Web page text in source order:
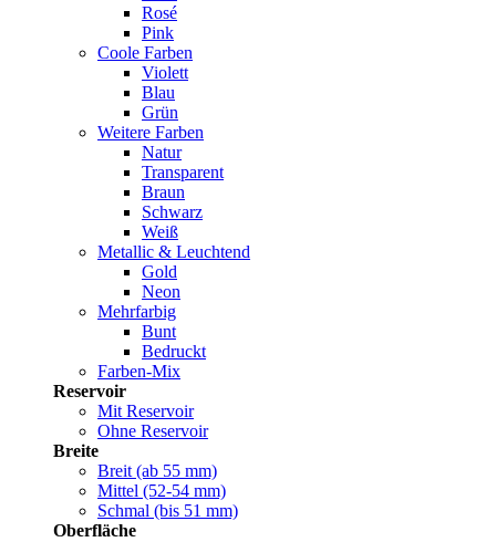
Rosé
Pink
Coole Farben
Violett
Blau
Grün
Weitere Farben
Natur
Transparent
Braun
Schwarz
Weiß
Metallic & Leuchtend
Gold
Neon
Mehrfarbig
Bunt
Bedruckt
Farben-Mix
Reservoir
Mit Reservoir
Ohne Reservoir
Breite
Breit (ab 55 mm)
Mittel (52-54 mm)
Schmal (bis 51 mm)
Oberfläche